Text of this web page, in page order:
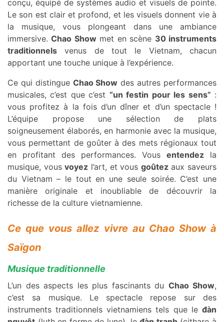
conçu, équipé de systèmes audio et visuels de pointe.
Le son est clair et profond, et les visuels donnent vie à
la musique, vous plongeant dans une ambiance
immersive.Chao Show met en scène 30 instruments
traditionnels venus de tout le Vietnam, chacun
apportant une touche unique à l’expérience.
Ce qui distingue Chao Show des autres performances
musicales, c’est que c’est “un festin pour les sens” :
vous profitez à la fois d’un dîner et d’un spectacle !
L’équipe propose une sélection de plats
soigneusement élaborés, en harmonie avec la musique,
vous permettant de goûter à des mets régionaux tout
en profitant des performances. Vous entendez la
musique, vousvoyez l’art, et vous goûtezaux saveurs
du Vietnam – le tout en une seule soirée. C’est une
manière originale et inoubliable de découvrir la
richesse de la culture vietnamienne.
Ce que vous allez vivre au Chao Show à
Saïgon
Musique traditionnelle
L’un des aspects les plus fascinants du Chao Show,
c’est sa musique. Le spectacle repose sur des
instruments traditionnels vietnamiens tels que le đàn